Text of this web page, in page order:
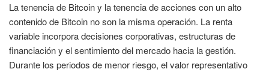
La tenencia de Bitcoin y la tenencia de acciones con un alto
contenido de Bitcoin no son la misma operación. La renta
variable incorpora decisiones corporativas, estructuras de
financiación y el sentimiento del mercado hacia la gestión.
Durante los periodos de menor riesgo, el valor representativo